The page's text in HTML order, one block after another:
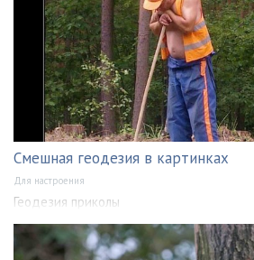
Смешная геодезия в картинках
Для настроения
Геодезия приколы